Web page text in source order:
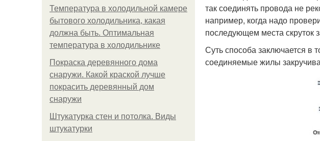
Температура в холодильной камере
бытового холодильника, какая
должна быть. Оптимальная
температура в холодильнике
Покраска деревянного дома
снаружи. Какой краской лучше
покрасить деревянный дом
снаружи
Штукатурка стен и потолка. Виды
штукатурки
так соединять провода не
например, когда надо
последующем места
Суть способа заключается в
соединяемые жилы